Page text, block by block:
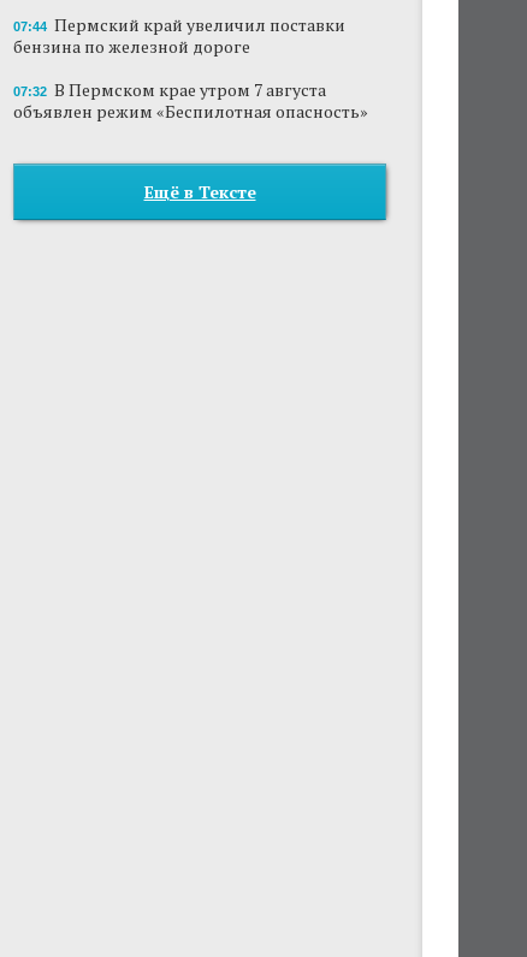
07:44 Пермский край увеличил поставки
бензина по железной дороге
07:32 В Пермском крае утром 7 августа
объявлен режим «Беспилотная опасность»
Ещё в Тексте